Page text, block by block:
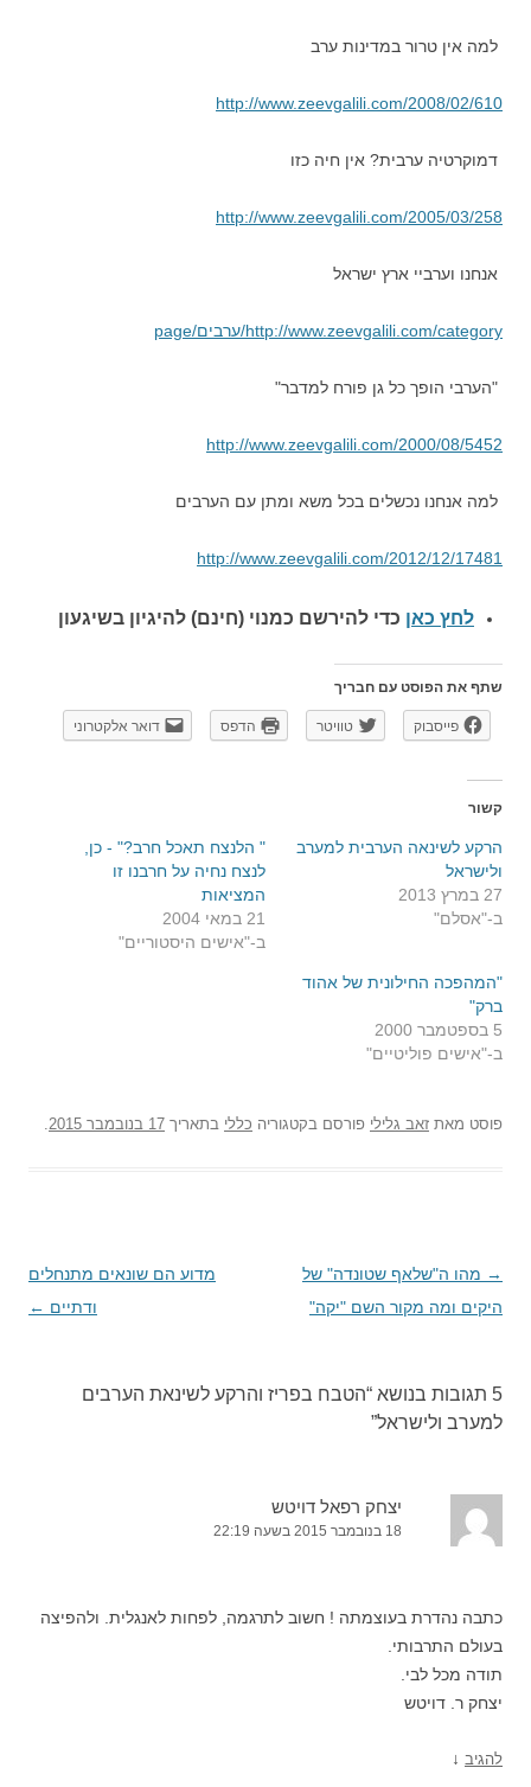
למה אין טרור במדינות ערב
http://www.zeevgalili.com/2008/02/610
דמוקרטיה ערבית? אין חיה כזו
http://www.zeevgalili.com/2005/03/258
אנחנו וערביי ארץ ישראל
http://www.zeevgalili.com/category/ערבים/page
"הערבי הופך כל גן פורח למדבר"
http://www.zeevgalili.com/2000/08/5452
למה אנחנו נכשלים בכל משא ומתן עם הערבים
http://www.zeevgalili.com/2012/12/17481
לחץ כאן כדי להירשם כמנוי (חינם) להיגיון בשיגעון
שתף את הפוסט עם חבריך
פייסבוק טוויטר הדפס דואר אלקטרוני
קשור
הרקע לשינאה הערבית למערב
ולישראל
27 במרץ 2013
ב-"אסלם"
" הלנצח תאכל חרב?" - כן,
לנצח נחיה על חרבנו זו
המציאות
21 במאי 2004
ב-"אישים היסטוריים"
"המהפכה החילונית של אהוד
ברק"
5 בספטמבר 2000
ב-"אישים פוליטיים"
פוסט מאת זאב גלילי פורסם בקטגוריה כללי בתאריך 17 בנובמבר 2015
ניווט
בפוסטים
→ מהו ה"שלאף שטונדה" של
היקים ומה מקור השם "יקה"
מדוע הם שונאים מתנחלים
ודתיים ←
5 תגובות בנושא “
הטבח בפריז והרקע לשינאת הערבים
למערב ולישראל”
יצחק רפאל דויטש
18 בנובמבר 2015 בשעה 22:19
כתבה נהדרת בעוצמתה ! חשוב לתרגמה, לפחות לאנגלית. ולהפיצה
בעולם התרבותי.
תודה מכל לבי.
יצחק ר. דויטש
להגיב ↓